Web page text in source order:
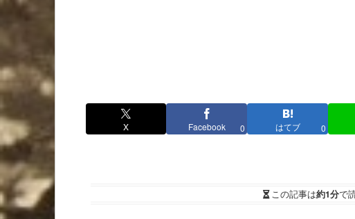
X Facebook 0 はてブ 0
この記事は約1分で